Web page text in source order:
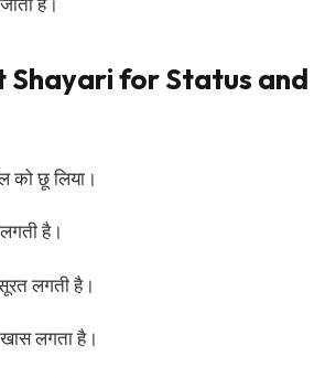
Shayari for Status and
को छू लिया।
है।
लगती है।
लगता है।